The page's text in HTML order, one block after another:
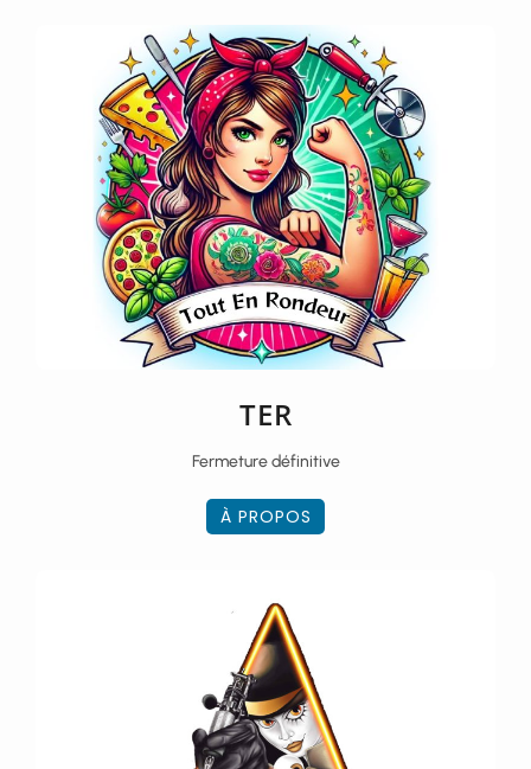
TER
Fermeture définitive
À PROPOS